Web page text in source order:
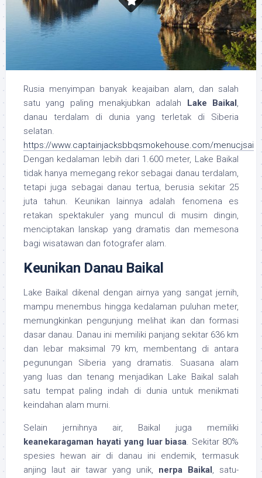
Rusia menyimpan banyak keajaiban alam, dan salah
satu yang paling menakjubkan adalah
Lake Baikal ,
danau terdalam di dunia yang terletak di Siberia
selatan.
https://www.captainjacksbbqsmokehouse.com/menucjsai
Dengan kedalaman lebih dari 1.600 meter, Lake Baikal
tidak hanya memegang rekor sebagai danau terdalam,
tetapi juga sebagai danau tertua, berusia sekitar 25
juta tahun. Keunikan lainnya adalah fenomena es
retakan spektakuler yang muncul di musim dingin,
menciptakan lanskap yang dramatis dan memesona
bagi wisatawan dan fotografer alam.
Keunikan Danau Baikal
Lake Baikal dikenal dengan airnya yang sangat jernih,
mampu menembus hingga kedalaman puluhan meter,
memungkinkan pengunjung melihat ikan dan formasi
dasar danau. Danau ini memiliki panjang sekitar 636 km
dan lebar maksimal 79 km, membentang di antara
pegunungan Siberia yang dramatis. Suasana alam
yang luas dan tenang menjadikan Lake Baikal salah
satu tempat paling indah di dunia untuk menikmati
keindahan alam murni.
Selain jernihnya air, Baikal juga memiliki
keanekaragaman hayati yang luar biasa. Sekitar 80%
spesies hewan air di danau ini endemik, termasuk
anjing laut air tawar yang unik, nerpa Baikal , satu-